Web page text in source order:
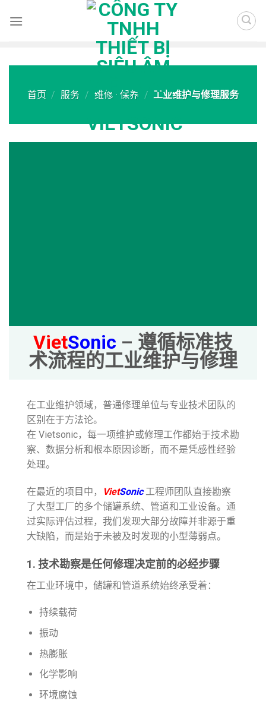
首页 / 服务 / 维修 · 保养 / 工业维护与修理服务
VietSonic – 遵循标准技
术流程的工业维护与修理
在工业维护领域，普通修理单位与专业技术团队的
区别在于方法论。
在 Vietsonic，每一项维护或修理工作都始于技术勘
察、数据分析和根本原因诊断，而不是凭感性经验
处理。
在最近的项目中， VietSonic工程师团队直接勘察
了大型工厂的多个储罐系统、管道和工业设备。通
过实际评估过程，我们发现大部分故障并非源于重
大缺陷，而是始于未被及时发现的小型薄弱点。
1. 技术勘察是任何修理决定前的必经步骤
在工业环境中，储罐和管道系统始终承受着：
持续载荷
振动
热膨胀
化学影响
环境腐蚀